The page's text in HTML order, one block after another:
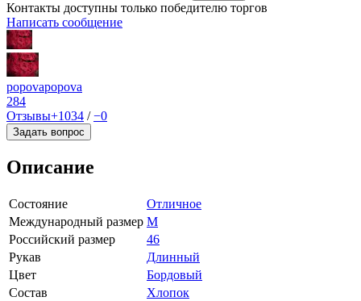
Контакты доступны только победителю торгов
Написать сообщение
popovapopova
284
Отзывы+1034 /−0
Задать вопрос
Описание
Состояние
Отличное
Международный размер M
Российский размер
46
Рукав
Длинный
Цвет
Бордовый
Состав
Хлопок